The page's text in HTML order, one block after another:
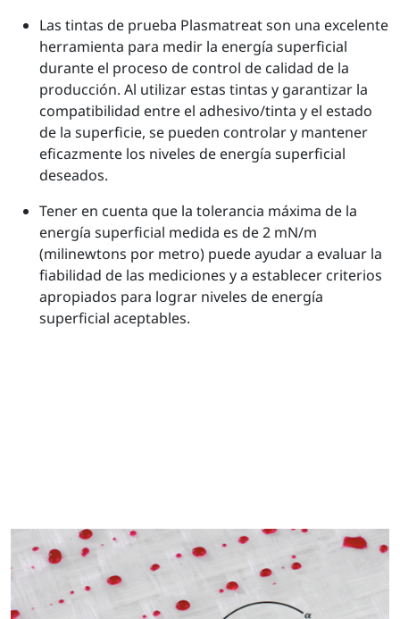
Las tintas de prueba Plasmatreat son una excelente
herramienta para medir la energía superficial
durante el proceso de control de calidad de la
producción. Al utilizar estas tintas y garantizar la
compatibilidad entre el adhesivo/tinta y el estado
de la superficie, se pueden controlar y mantener
eficazmente los niveles de energía superficial
deseados.
Tener en cuenta que la tolerancia máxima de la
energía superficial medida es de 2 mN/m
(milinewtons por metro) puede ayudar a evaluar la
fiabilidad de las mediciones y a establecer criterios
apropiados para lograr niveles de energía
superficial aceptables.